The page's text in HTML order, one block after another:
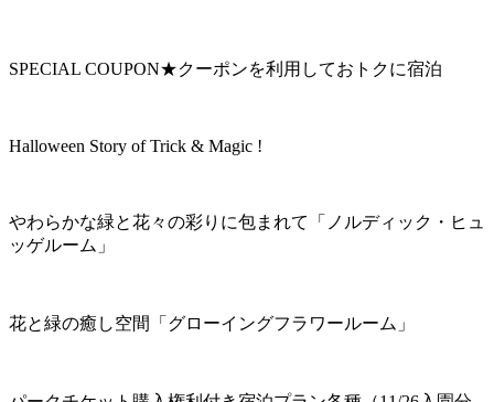
SPECIAL COUPON★クーポンを利用しておトクに宿泊
Halloween Story of Trick & Magic !
やわらかな緑と花々の彩りに包まれて「ノルディック・ヒュ
ッゲルーム」
花と緑の癒し空間「グローイングフラワールーム」